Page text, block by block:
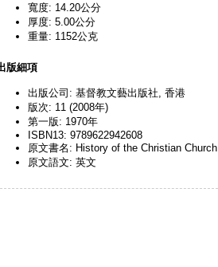
寬度: 14.20公分
厚度: 5.00公分
重量: 1152公克
版細項
出版公司: 基督教文藝出版社, 香港
版次: 11 (2008年)
第一版: 1970年
ISBN13: 9789622942608
原文書名: History of the Christian Church
原文語文: 英文